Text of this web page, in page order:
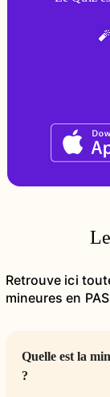
Retrouve ici
mineures en
Quelle est la
?